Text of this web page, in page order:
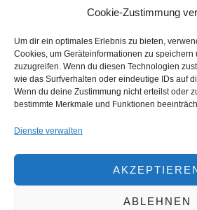
Cookie-Zustimmung
Um dir ein optimales Erlebnis zu bieten,
Cookies, um Geräteinformationen zu speichern
zuzugreifen. Wenn du diesen Technologien
wie das Surfverhalten oder eindeutige IDs auf
Wenn du deine Zustimmung nicht erteilst oder
bestimmte Merkmale und Funktionen
Dienste verwalten
ABLEHNEN
(1894-1961)